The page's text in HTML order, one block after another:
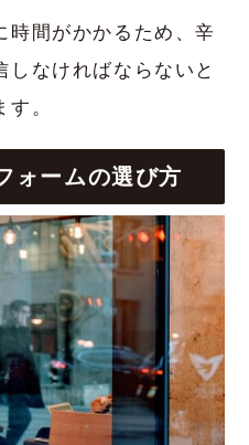
時間がかかるため、辛
なければならないと
。
ォームの選び方